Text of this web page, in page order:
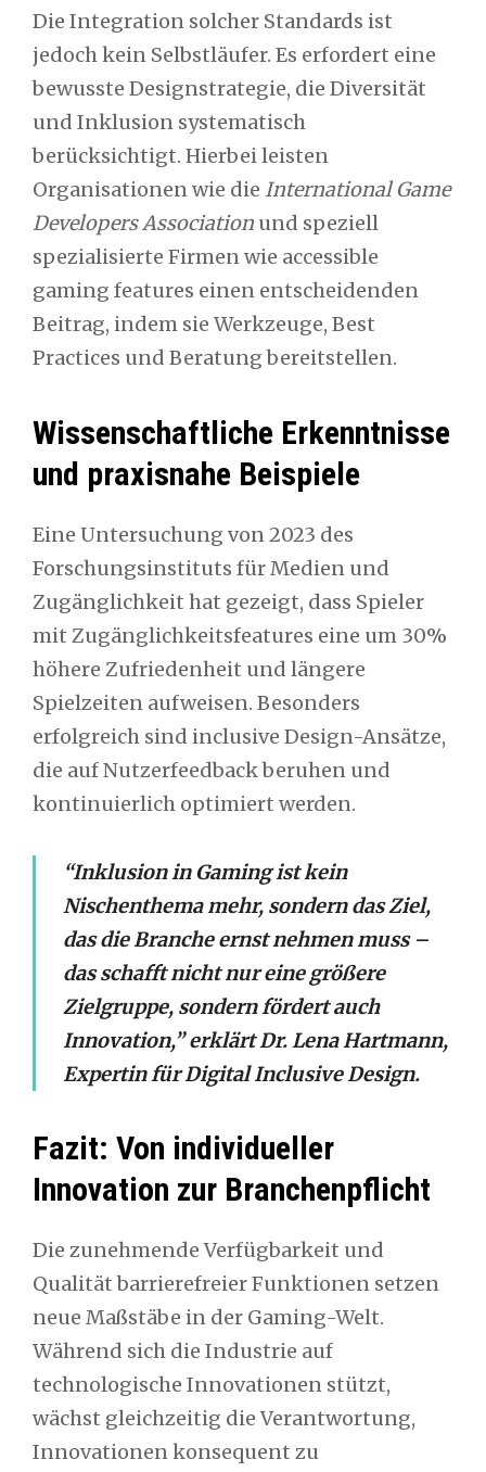
Die Integration solcher Standards ist
jedoch kein Selbstläufer. Es erfordert eine
bewusste Designstrategie, die Diversität
und Inklusion systematisch
berücksichtigt. Hierbei leisten
Organisationen wie die International Game
Developers Association und speziell
spezialisierte Firmen wie accessible
gaming features einen entscheidenden
Beitrag, indem sie Werkzeuge, Best
Practices und Beratung bereitstellen.
Wissenschaftliche Erkenntnisse
und praxisnahe Beispiele
Eine Untersuchung von 2023 des
Forschungsinstituts für Medien und
Zugänglichkeit hat gezeigt, dass Spieler
mit Zugänglichkeitsfeatures eine um 30%
höhere Zufriedenheit und längere
Spielzeiten aufweisen. Besonders
erfolgreich sind inclusive Design-Ansätze,
die auf Nutzerfeedback beruhen und
kontinuierlich optimiert werden.
“Inklusion in Gaming ist kein
Nischenthema mehr, sondern das Ziel,
das die Branche ernst nehmen muss –
das schafft nicht nur eine größere
Zielgruppe, sondern fördert auch
Innovation,” erklärt Dr. Lena Hartmann,
Expertin für Digital Inclusive Design.
Fazit: Von individueller
Innovation zur Branchenpflicht
Die zunehmende Verfügbarkeit und
Qualität barrierefreier Funktionen setzen
neue Maßstäbe in der Gaming-Welt.
Während sich die Industrie auf
technologische Innovationen stützt,
wächst gleichzeitig die Verantwortung,
Innovationen konsequent zu